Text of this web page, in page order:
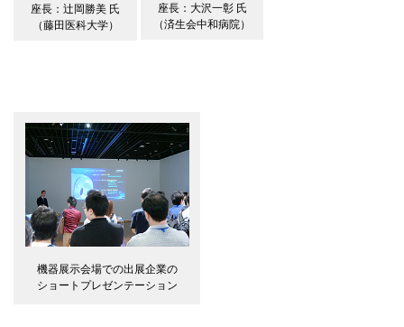
座長：辻岡勝美 氏
（藤田医科大学）
座長：大沢一彰 氏
（済生会中和病院）
機器展示会場での出展企業の
ショートプレゼンテーション